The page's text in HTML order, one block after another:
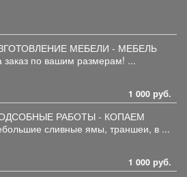
МЕБЕЛИ - МЕБЕЛЬ
заказ по вашим размерам! ...
1 000 руб.
РАБОТЫ - КОПАЕМ
сливные ямы, траншеи, в ...
1 000 руб.